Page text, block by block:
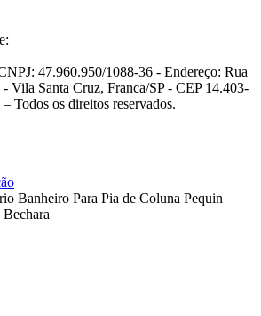
47.960.950/1088-36 - Endereço: Rua
Vila Santa Cruz, Franca/SP - CEP 14.403-
Todos os direitos reservados.
Banheiro Para Pia de Coluna Pequin